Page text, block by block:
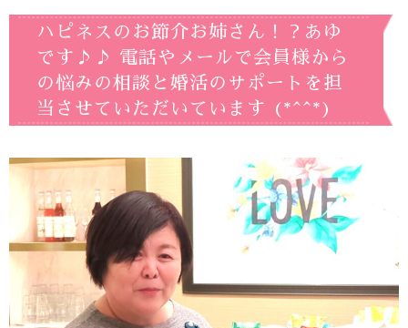
ハピネスのお節介お姉さん！？あゆ
です♪♪ 電話やメールで会員様から
の悩みの相談と婚活のサポートを担
当させていただいています (*^^*)